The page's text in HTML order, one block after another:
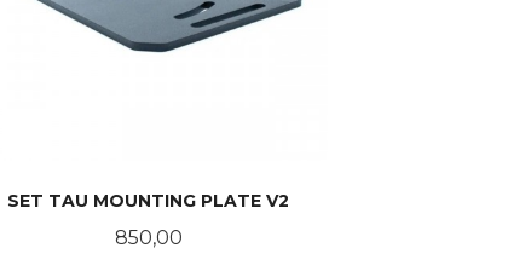
SET TAU MOUNTING PLATE V2
Pris
850,00